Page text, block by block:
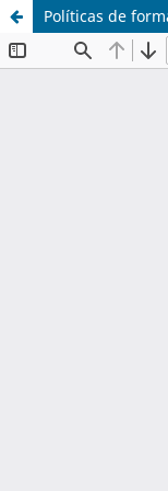
Políticas de